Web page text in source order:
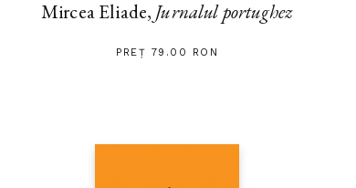
Mircea Eliade, Jurnalul portughez
PREȚ 79.00 RON